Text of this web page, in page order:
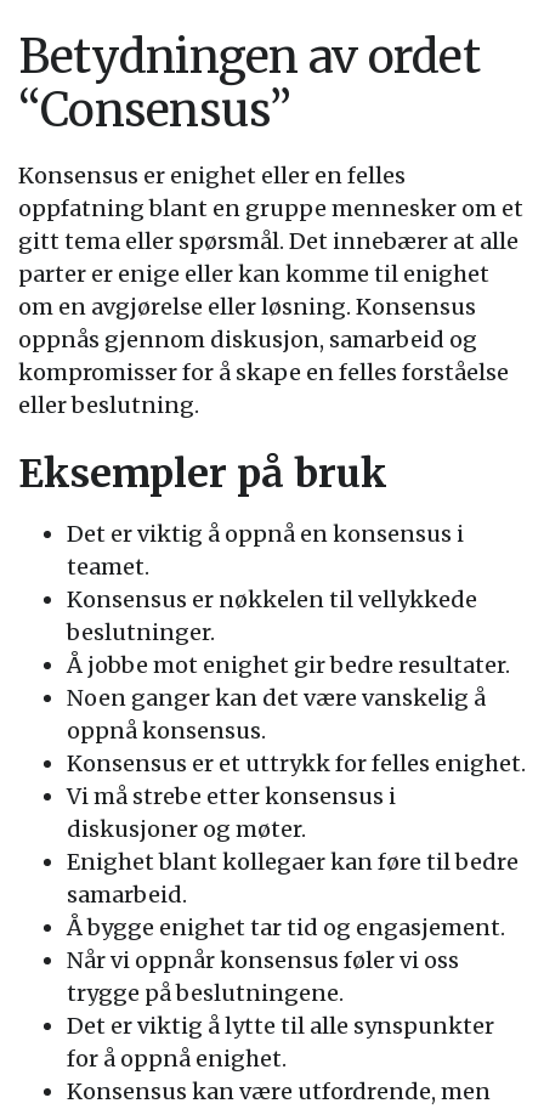
Betydningen av ordet
“Consensus”
Konsensus er enighet eller en felles
oppfatning blant en gruppe mennesker om et
gitt tema eller spørsmål. Det innebærer at alle
parter er enige eller kan komme til enighet
om en avgjørelse eller løsning. Konsensus
oppnås gjennom diskusjon, samarbeid og
kompromisser for å skape en felles forståelse
eller beslutning.
Eksempler på bruk
Det er viktig å oppnå en konsensus i
teamet.
Konsensus er nøkkelen til vellykkede
beslutninger.
Å jobbe mot enighet gir bedre resultater.
Noen ganger kan det være vanskelig å
oppnå konsensus.
Konsensus er et uttrykk for felles enighet.
Vi må strebe etter konsensus i
diskusjoner og møter.
Enighet blant kollegaer kan føre til bedre
samarbeid.
Å bygge enighet tar tid og engasjement.
Når vi oppnår konsensus føler vi oss
trygge på beslutningene.
Det er viktig å lytte til alle synspunkter
for å oppnå enighet.
Konsensus kan være utfordrende, men